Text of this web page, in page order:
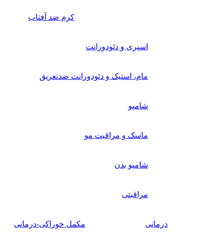
کرم ضد آفتاب
اسپری و دئودورانت
مام، استیک و دئودورانت ضدتعریق
شامپو
ماسک و مراقبت مو
شامپو بدن
مراقبتی
درمانی مکمل خوراکی-درمانی